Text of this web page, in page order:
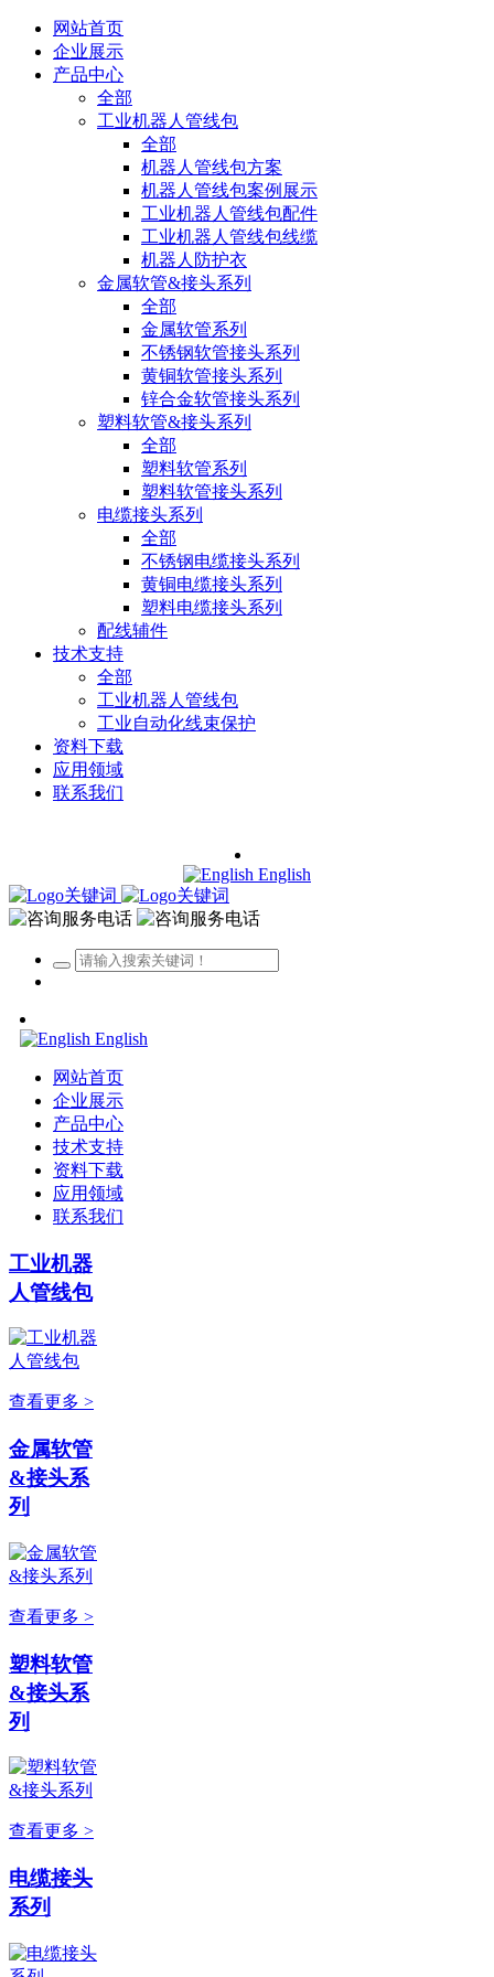
网站首页
企业展示
产品中心
全部
工业机器人管线包
全部
机器人管线包方案
机器人管线包案例展示
工业机器人管线包配件
工业机器人管线包线缆
机器人防护衣
金属软管&接头系列
全部
金属软管系列
不锈钢软管接头系列
黄铜软管接头系列
锌合金软管接头系列
塑料软管&接头系列
全部
塑料软管系列
塑料软管接头系列
电缆接头系列
全部
不锈钢电缆接头系列
黄铜电缆接头系列
塑料电缆接头系列
配线辅件
技术支持
全部
工业机器人管线包
工业自动化线束保护
资料下载
应用领域
联系我们
English
English
网站首页
企业展示
产品中心
技术支持
资料下载
应用领域
联系我们
工业机器
人管线包
查看更多 >
金属软管
&接头系
列
查看更多 >
塑料软管
&接头系
列
查看更多 >
电缆接头
系列